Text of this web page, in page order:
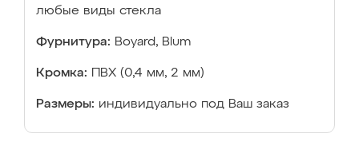
любые виды стекла
Фурнитура: Boyard, Blum
Кромка: ПВХ (0,4 мм, 2 мм)
Размеры: индивидуально под Ваш заказ